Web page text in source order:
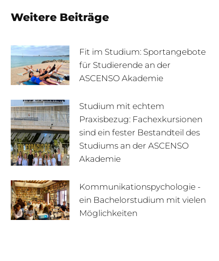
+49 170 222 77 66 Infotage
Weitere Beiträge
Fit im Studium: Sportangebote
für Studierende an der
ASCENSO Akademie
Studium mit echtem
Praxisbezug: Fachexkursionen
sind ein fester Bestandteil des
Studiums an der ASCENSO
Akademie
Kommunikationspychologie -
ein Bachelorstudium mit vielen
Möglichkeiten